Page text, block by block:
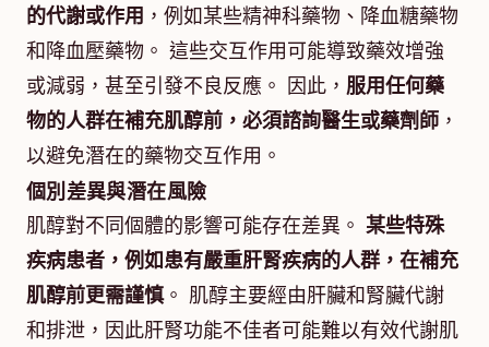
的代謝或作用 ，例如某些精神科藥物、降血糖藥物
和降血壓藥物。 這些交互作用可能導致藥效增強
或減弱，甚至引發不良反應。 因此， 服用任何藥
物的人群在補充肌醇前，必須諮詢醫生或藥劑師 ，
以避免潛在的藥物交互作用。
個別差異與潛在風險
肌醇對不同個體的影響可能存在差異。 某些特殊
疾病患者，例如患有嚴重肝腎疾病的人群，在補充
肌醇前更需謹慎。 肌醇主要經由肝臟和腎臟代謝
和排泄，因此肝腎功能不佳者可能難以有效代謝肌